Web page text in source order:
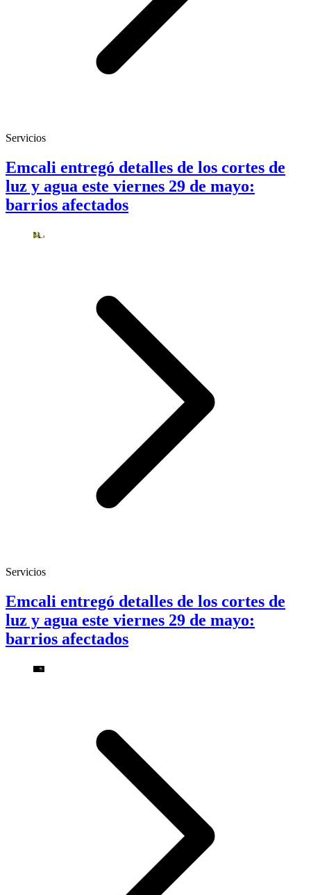
Servicios
Emcali entregó detalles de los cortes de
luz y agua este viernes 29 de mayo:
barrios afectados
Servicios
Emcali entregó detalles de los cortes de
luz y agua este viernes 29 de mayo:
barrios afectados